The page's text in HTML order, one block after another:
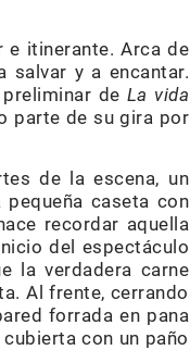
e itinerante. Arca de
salvar y a encantar.
de La vida
parte de su gira por
de la escena, un
caseta con
recordar aquella
del espectáculo
la verdadera carne
Al frente, cerrando
forrada en pana
con un paño